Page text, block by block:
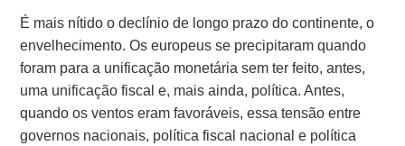
É mais nítido o declínio de longo prazo do continente, o
envelhecimento. Os europeus se precipitaram quando
foram para a unificação monetária sem ter feito, antes,
uma unificação fiscal e, mais ainda, política. Antes,
quando os ventos eram favoráveis, essa tensão entre
governos nacionais, política fiscal nacional e política